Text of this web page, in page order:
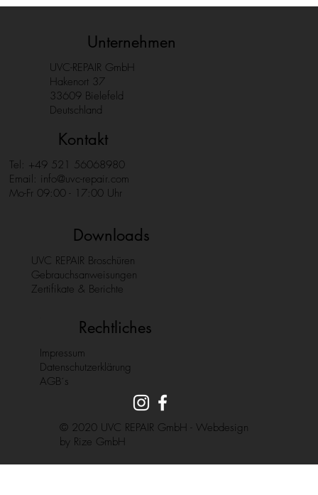
Unternehmen
UVC-REPAIR GmbH
Hakenort 37
33609 Bielefeld
Deutschland
Kontakt
Tel: +49 521 56068980
Email: info@uvc-repair.com
Mo-Fr 09:00 - 17:00 Uhr
Downloads
UVC REPAIR Broschüren
Gebrauchsanweisungen
Zertifikate & Berichte
Rechtliches
Impressum
Datenschutzerklärung
AGB´s
© 2020 UVC REPAIR GmbH - Webdesign
by Rize GmbH